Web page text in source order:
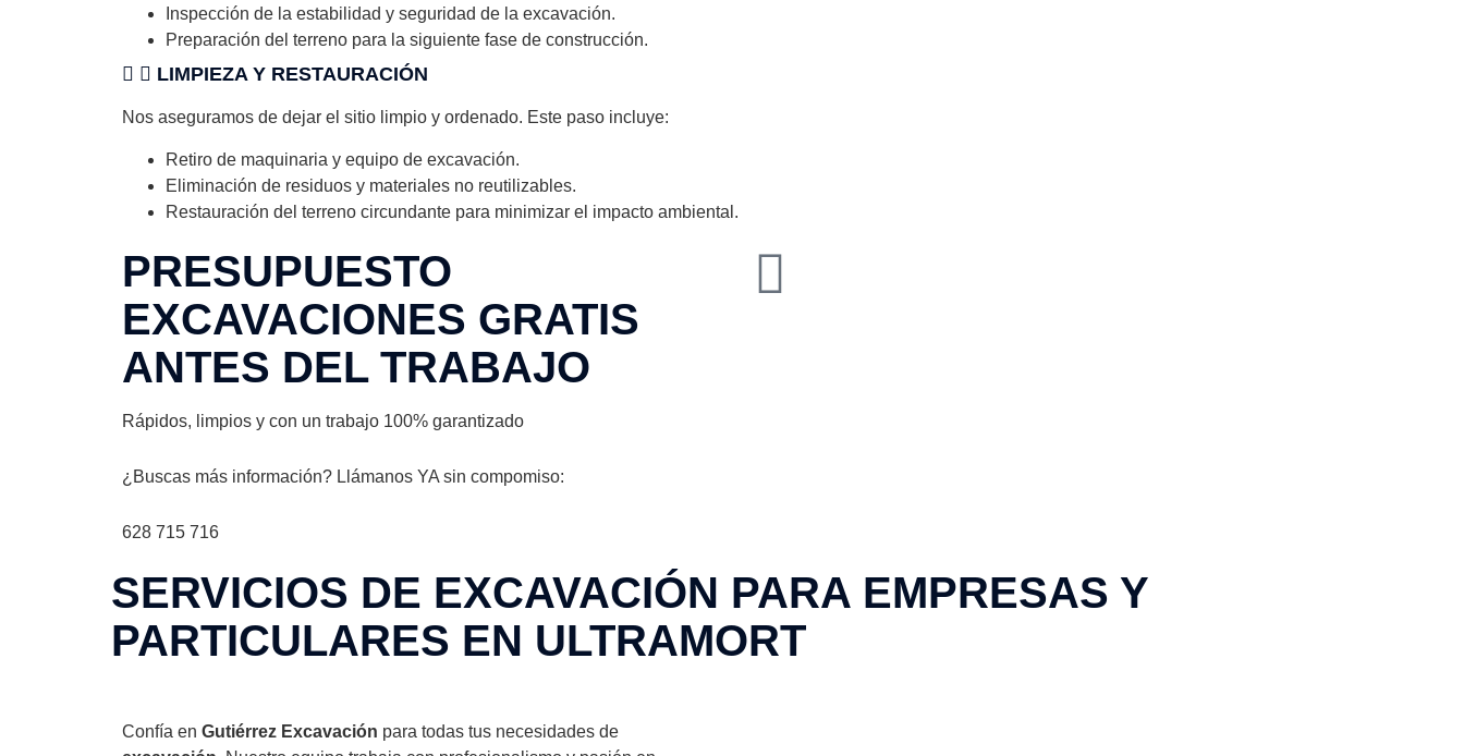
Inspección de la estabilidad y seguridad de la excavación.
Preparación del terreno para la siguiente fase de construcción.
LIMPIEZA Y RESTAURACIÓN
Nos aseguramos de dejar el sitio limpio y ordenado. Este paso incluye:
Retiro de maquinaria y equipo de excavación.
Eliminación de residuos y materiales no reutilizables.
Restauración del terreno circundante para minimizar el impacto ambiental.
PRESUPUESTO
EXCAVACIONES GRATIS
ANTES DEL TRABAJO
Rápidos, limpios y con un trabajo 100% garantizado
¿Buscas más información? Llámanos YA sin compomiso:
628 715 716
SERVICIOS DE EXCAVACIÓN PARA EMPRESAS Y
PARTICULARES EN ULTRAMORT
Confía en Gutiérrez Excavación para todas tus necesidades de